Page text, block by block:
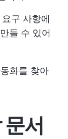
구 사항에
들 수 있어
화를 찾아
서